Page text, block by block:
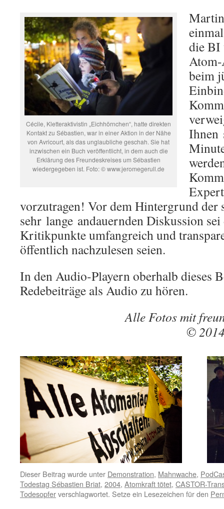
Cécile, Kletteraktivistin „Eichhörnchen“, hatte direkten
Kontakt zu Sébastien, war in einer Aktion in der Nähe
von Avricourt, als das unglaubliche geschah. Sie hat
inzwischen ein Buch veröffentlicht, in dem auch die
Erklärung des Freundeskreises um Sébastien
wiedergegeben ist. Foto: © www.jeromegerull.de
die BI
Atom-
beim
Ihnen
vorzutragen! Vor dem Hintergrund der
sehr lange andauernden Diskussion
Kritikpunkte umfangreich und
öffentlich nachzulesen seien.
In den Audio-Playern oberhalb dieses
Redebeiträge als Audio zu hören.
Alle Fotos mit
©
Dieser Beitrag wurde unter Demonstration, Mahnwache,
Todestag Sébastien Briat, 2004, Atomkraft tötet, CASTOR-
Todesopferverschlagwortet. Setze ein Lesezeichen für den